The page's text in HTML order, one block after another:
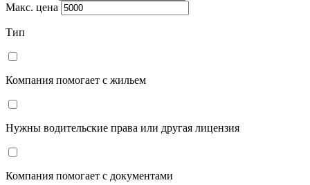
Макс. цена
Тип
Компания помогает с жильем
Нужны водительские права или другая лицензия
Компания помогает с документами